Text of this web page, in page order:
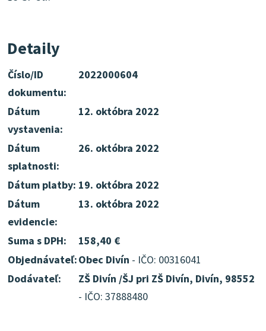
Detaily
Číslo/ID
dokumentu:
2022000604
Dátum
vystavenia:
12. októbra 2022
Dátum
splatnosti:
26. októbra 2022
Dátum platby: 19. októbra 2022
Dátum
evidencie:
13. októbra 2022
Suma s DPH:
158,40 €
Objednávateľ:Obec Divín - IČO: 00316041
Dodávateľ:
ZŠ Divín /ŠJ pri ZŠ Divín, Divín, 98552
- IČO: 37888480